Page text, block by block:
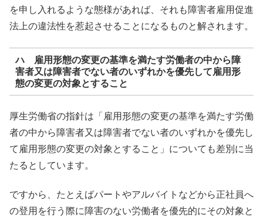
を申し入れるような態様があれば、それも障害者雇用促進
法上の違法性を惹起させることになるものと解されます。
ハ 雇用形態の変更の基準を満たす労働者の中から障
害者又は障害者でない者のいずれかを優先して雇用形
態の変更の対象とすること
厚生労働省の指針は「雇用形態の変更の基準を満たす労働
者の中から障害者又は障害者でない者のいずれかを優先し
て雇用形態の変更の対象とすること」についても差別に当
たるとしています。
ですから、たとえばパートやアルバイトなどから正社員へ
の登用を行う際に障害のない労働者を優先的にその対象と